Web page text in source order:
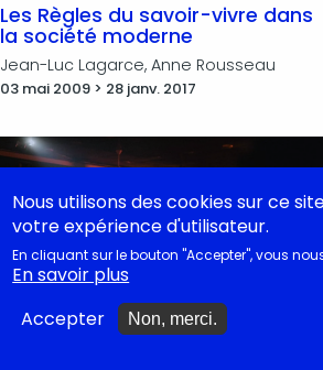
Les Règles du savoir-vivre dans
la société moderne
Jean-Luc Lagarce, Anne Rousseau
03 mai 2009 > 28 janv. 2017
Nous utilisons des cookies sur ce
votre expérience d'utilisateur.
En cliquant sur le bouton "Accepter", vous
En savoir plus
Accepter
Non, merci.